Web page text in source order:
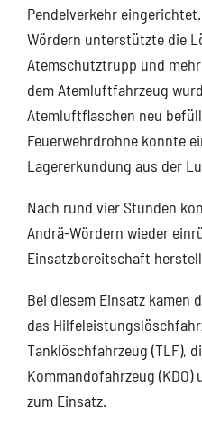
Pendelverkehr
Wördern unterstützte die
Atemschutztrupp und
dem Atemluftfahrzeug
Atemluftflaschen neu
Feuerwehrdrohne konnte
Lagererkundung aus der
Nach rund vier Stunden
Andrä-Wördern wieder
Einsatzbereitschaft
Bei diesem Einsatz kamen
das
Tanklöschfahrzeug (TLF),
Kommandofahrzeug
zum Einsatz.